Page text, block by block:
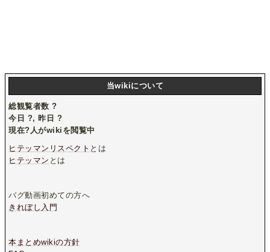
当wikiについて
総観覧者数?
今日 ?, 昨日 ?
現在?人がwikiを閲覧中
ヒテッマンリスペクト とは
ヒテッマン とは
バグ動画初めての方へ
きれぼし入門
本まとめwikiの方針